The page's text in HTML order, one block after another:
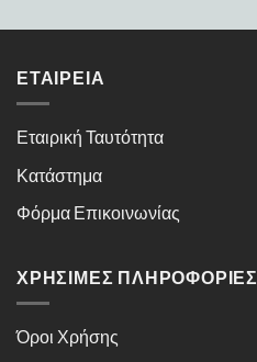
ΕΤΑΙΡΕΊΑ
Εταιρική Ταυτότητα
Κατάστημα
Φόρμα Επικοινωνίας
ΧΡΉΣΙΜΕΣ ΠΛΗΡΟΦΟΡΊΕΣ
Όροι Χρήσης